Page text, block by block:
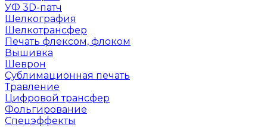
УФ 3D-патч
Шелкография
Шелкотрансфер
Печать флексом, флоком
Вышивка
Шеврон
Сублимационная печать
Травление
Цифровой трансфер
Фольгирование
Спецэффекты